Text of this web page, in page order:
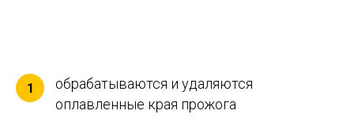
1
обрабатываются и удаляются
оплавленные края прожога